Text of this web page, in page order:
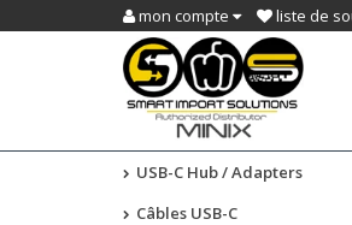
mon compte liste de
USB-C Hub / Adapters
Câbles USB-C